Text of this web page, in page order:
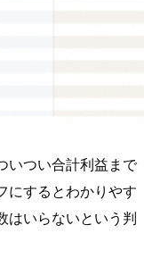
いつい合計利益まで
にするとわかりやす
はいらないという判